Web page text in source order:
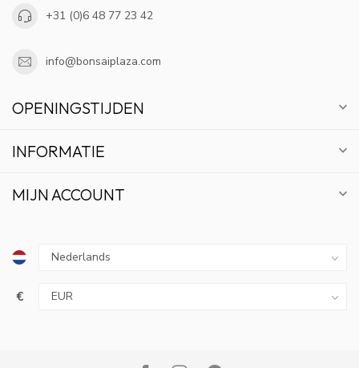
+31 (0)6 48 77 23 42
info@bonsaiplaza.com
OPENINGSTIJDEN
INFORMATIE
MIJN ACCOUNT
€